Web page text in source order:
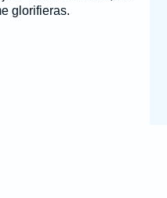
glorifieras.